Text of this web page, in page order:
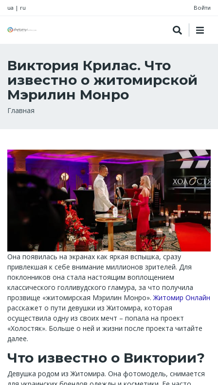
ua | ru Войти
Виктория Крилас. Что
известно о житомирской
Мэрилин Монро
Строка
Главная
Она появилась на экранах как яркая вспышка, сразу
привлекшая к себе внимание миллионов зрителей. Для
поклонников она стала настоящим воплощением
классического голливудского гламура, за что получила
прозвище «житомирская Мэрилин Монро».Житомир Онлайн
расскажет о пути девушки из Житомира, которая
осуществила одну из своих мечт – попала на проект
«Холостяк». Больше о ней и жизни после проекта читайте
далее.
Что известно о Виктории?
Девушка родом из Житомира. Она фотомодель, снимается